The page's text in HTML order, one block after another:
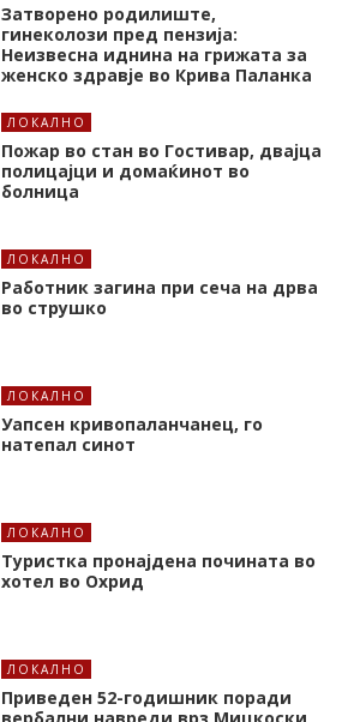
Затворено родилиште,
гинеколози пред пензија:
Неизвесна иднина на грижата за
женско здравје во Крива Паланка
ЛОКАЛНО
Пожар во стан во Гостивар, двајца
полицајци и домаќинот во
болница
ЛОКАЛНО
Работник загина при сеча на дрва
во струшко
ЛОКАЛНО
Уапсен кривопаланчанец, го
натепал синот
ЛОКАЛНО
Туристка пронајдена почината во
хотел во Охрид
ЛОКАЛНО
Приведен 52-годишник поради